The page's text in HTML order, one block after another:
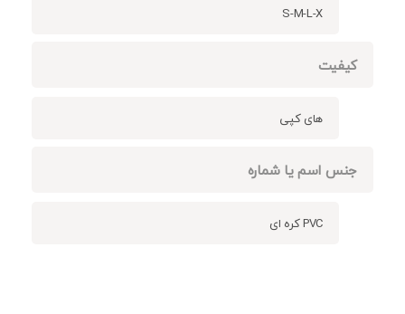
S-M-L-X
کیفیت
های کپی
جنس اسم یا شماره
PVC کره ای